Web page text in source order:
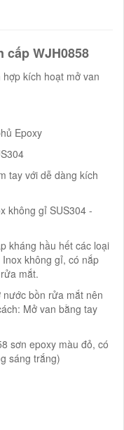
WJH0858
kích hoạt mở van
Epoxy
tay với dễ dàng kích
không gỉ SUS304 -
kháng hầu hết các loại
không gỉ, có nắp
mắt.
bồn rửa mắt nên
Mở van bằng tay
sơn epoxy màu đỏ, có
sáng trắng)